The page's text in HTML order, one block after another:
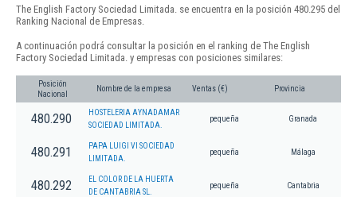
The English Factory Sociedad Limitada. se encuentra en la posición 480.295 del
Ranking Nacional de Empresas.
A continuación podrá consultar la posición en el ranking de The English
Factory Sociedad Limitada. y empresas con posiciones similares:
Posición
Nacional
Nombre de la empresa Ventas (€) Provincia
480.290
HOSTELERIA AYNADAMAR
SOCIEDAD LIMITADA.
pequeña Granada
480.291
PAPA LUIGI VI SOCIEDAD
LIMITADA.
pequeña Málaga
480.292
EL COLOR DE LA HUERTA
DE CANTABRIA SL.
pequeña Cantabria